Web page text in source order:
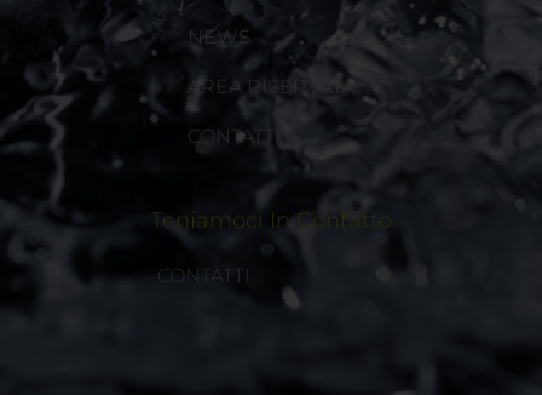
NEWS
AREA RISERVATA
CONTATTI
Teniamoci In Contatto
CONTATTI